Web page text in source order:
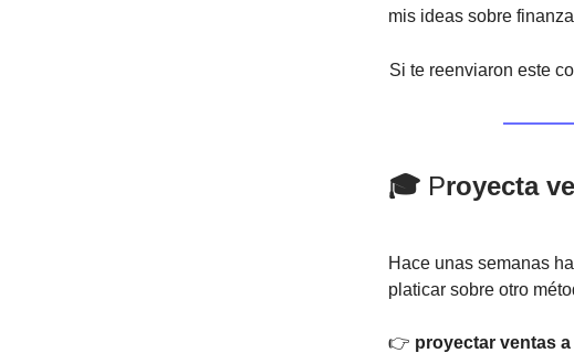
mis ideas sobre
Si te reenviaron este
🎓 Proyecta
Hace unas semanas
platicar sobre otro
👉 proyectar ventas